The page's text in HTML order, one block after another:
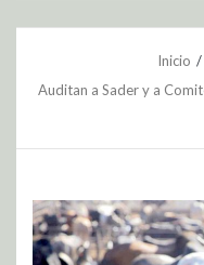
Inicio
Auditan a Sader y a